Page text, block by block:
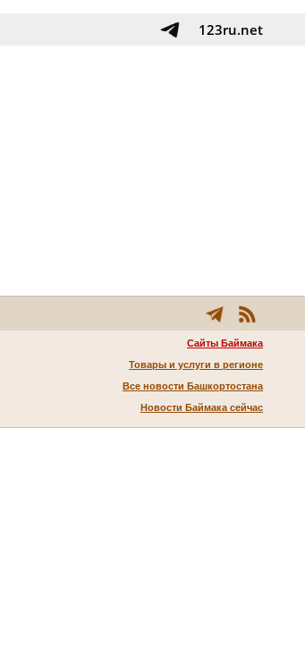
123ru.net
Сайты Баймака
Товары и услуги в регионе
Все новости Башкортостана
Новости Баймака сейчас